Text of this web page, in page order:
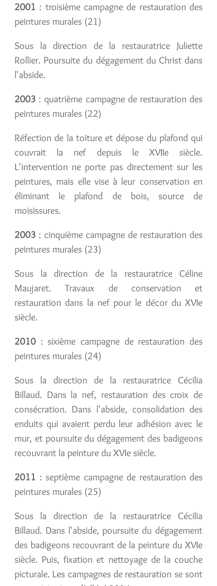
2001 : troisième campagne de restauration des
peintures murales (21)
Sous la direction de la restauratrice Juliette
Rollier. Poursuite du dégagement du Christ dans
l'abside.
2003 : quatrième campagne de restauration des
peintures murales (22)
Réfection de la toiture et dépose du plafond qui
couvrait la nef depuis le XVIIe siècle.
L'intervention ne porte pas directement sur les
peintures, mais elle vise à leur conservation en
éliminant le plafond de bois, source de
moisissures.
2003 : cinquième campagne de restauration des
peintures murales (23)
Sous la direction de la restauratrice Céline
Maujaret. Travaux de conservation et
restauration dans la nef pour le décor du XVIe
siècle.
2010 : sixième campagne de restauration des
peintures murales (24)
Sous la direction de la restauratrice Cécilia
Billaud. Dans la nef, restauration des croix de
consécration. Dans l'abside, consolidation des
enduits qui avaient perdu leur adhésion avec le
mur, et poursuite du dégagement des badigeons
recouvrant la peinture du XVIe siècle.
2011 : septième campagne de restauration des
peintures murales (25)
Sous la direction de la restauratrice Cécilia
Billaud. Dans l'abside, poursuite du dégagement
des badigeons recouvrant de la peinture du XVIe
siècle. Puis, fixation et nettoyage de la couche
picturale. Les campagnes de restauration se sont